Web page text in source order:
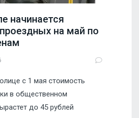
начинается
на май по
с 1 мая стоимость
в общественном
до 45 рублей